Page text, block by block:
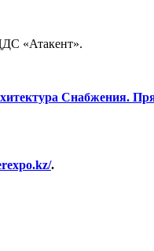
«Атакент».
Снабжения.
.